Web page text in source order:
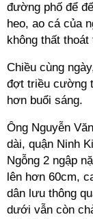
đường phố để
heo, ao cá của
không thất thoát
Chiều cùng
đợt triều cường
hơn buổi sáng.
Ông Nguyễn
dài, quận Ninh
Ngỗng 2 ngập
lên hơn 60cm,
dân lưu thông
dưới vẫn còn